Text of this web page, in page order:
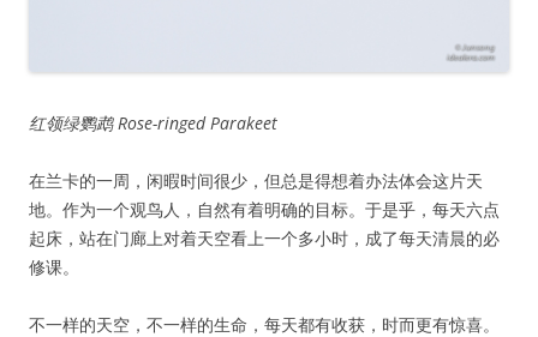
红领绿鹦鹉 Rose-ringed Parakeet
在兰卡的一周，闲暇时间很少，但总是得想着办法体会这片天
地。作为一个观鸟人，自然有着明确的目标。于是乎，每天六点
起床，站在门廊上对着天空看上一个多小时，成了每天清晨的必
修课。
不一样的天空，不一样的生命，每天都有收获，时而更有惊喜。